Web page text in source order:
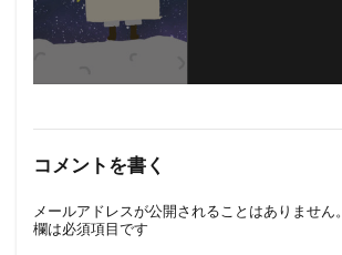
コメントを書く
メールアドレスが公開されることはありません。
欄は必須項目です